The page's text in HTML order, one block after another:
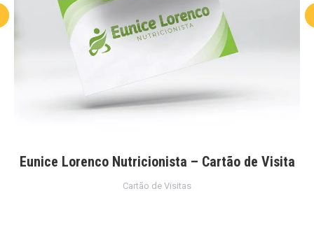
Eunice Lorenco Nutricionista – Cartão de Visita
Cartão de Visitas